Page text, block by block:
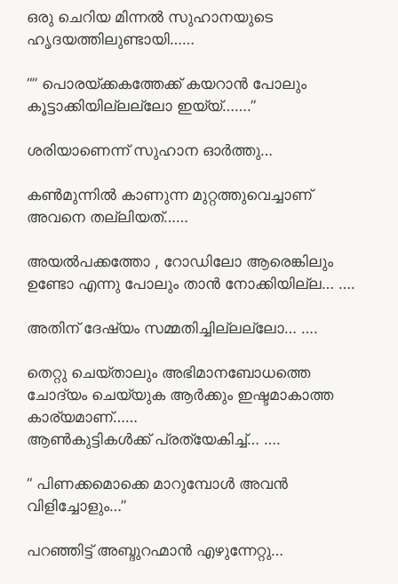
ഒരു ചെറിയ മിന്നൽ സുഹാനയുടെ
ഹൃദയത്തിലുണ്ടായി……
“” പൊരയ്ക്കകത്തേക്ക് കയറാൻ പോലും
കൂട്ടാക്കിയില്ലല്ലോ ഇയ്യ്‌…….”
ശരിയാണെന്ന് സുഹാന ഓർത്തു…
കൺമുന്നിൽ കാണുന്ന മുറ്റത്തുവെച്ചാണ്
അവനെ തല്ലിയത്……
അയൽപക്കത്തോ , റോഡിലോ ആരെങ്കിലും
ഉണ്ടോ എന്നു പോലും താൻ നോക്കിയില്ല… ….
അതിന് ദേഷ്യം സമ്മതിച്ചില്ലല്ലോ… ….
തെറ്റു ചെയ്താലും അഭിമാനബോധത്തെ
ചോദ്യം ചെയ്യുക ആർക്കും ഇഷ്ടമാകാത്ത
കാര്യമാണ്……
ആൺകുട്ടികൾക്ക് പ്രത്യേകിച്ച്… ….
“ പിണക്കമൊക്കെ മാറുമ്പോൾ അവൻ
വിളിച്ചോളും…”
പറഞ്ഞിട്ട് അബ്ദുറഹ്മാൻ എഴുന്നേറ്റു…